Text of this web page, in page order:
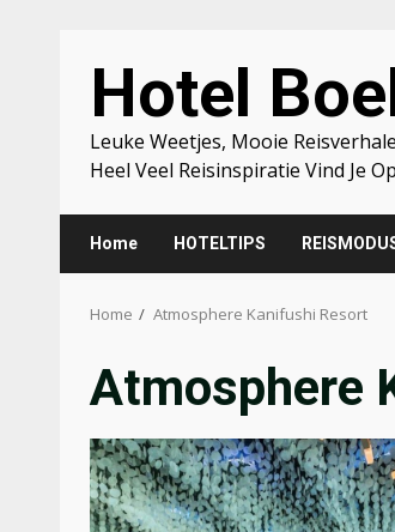
content
Hotel
Leuke Weetjes, Mooie
Heel Veel Reisinspiratie Vind Je
Home HOTELTIPS
Home Atmosphere Kanifushi Resort
Atmosphere